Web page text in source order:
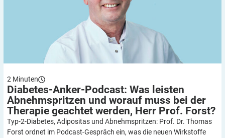
2 Minuten
Diabetes-Anker-Podcast: Was leisten
Abnehmspritzen und worauf muss bei der
Therapie geachtet werden, Herr Prof. Forst?
Typ-2-Diabetes, Adipositas und Abnehmspritzen: Prof. Dr. Thomas
Forst ordnet im Podcast-Gespräch ein, was die neuen Wirkstoffe